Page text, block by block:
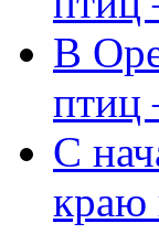
В
птиц
С
краю